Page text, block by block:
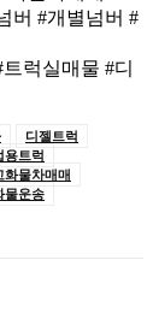
버 #개별넘버 #
럭실매물 #디
디젤트럭
용트럭
화물차매매
물운송